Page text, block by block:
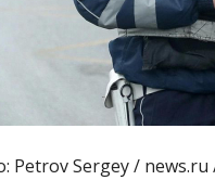
Petrov Sergey / news.ru